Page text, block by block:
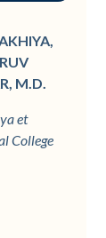
M.D.
et
College